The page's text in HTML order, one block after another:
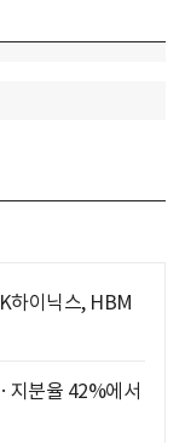
하이닉스, HBM
지분율 42%에서